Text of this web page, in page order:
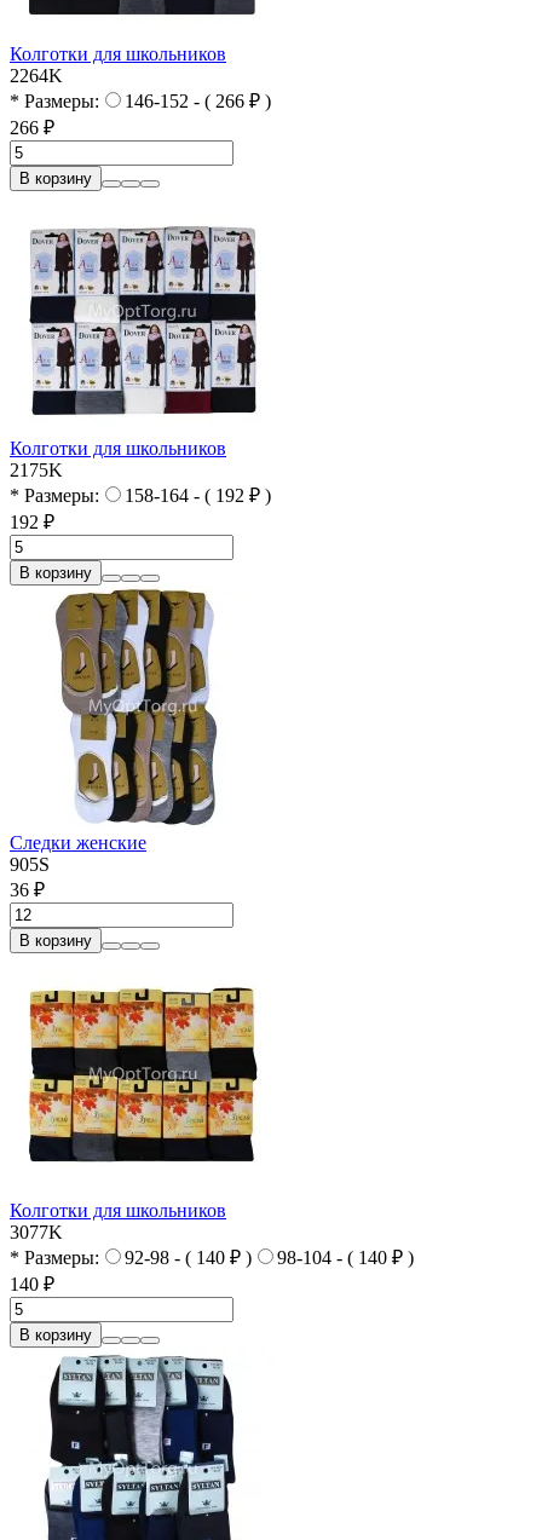
Колготки для школьников
2264K
* Размеры:
146-152 - ( 266 ₽ )
266 ₽
В корзину
Колготки для школьников
2175K
* Размеры:
158-164 - ( 192 ₽ )
192 ₽
В корзину
Следки женские
905S
36 ₽
В корзину
Колготки для школьников
3077K
* Размеры:
92-98 - ( 140 ₽ )
98-104 - ( 140 ₽ )
140 ₽
В корзину